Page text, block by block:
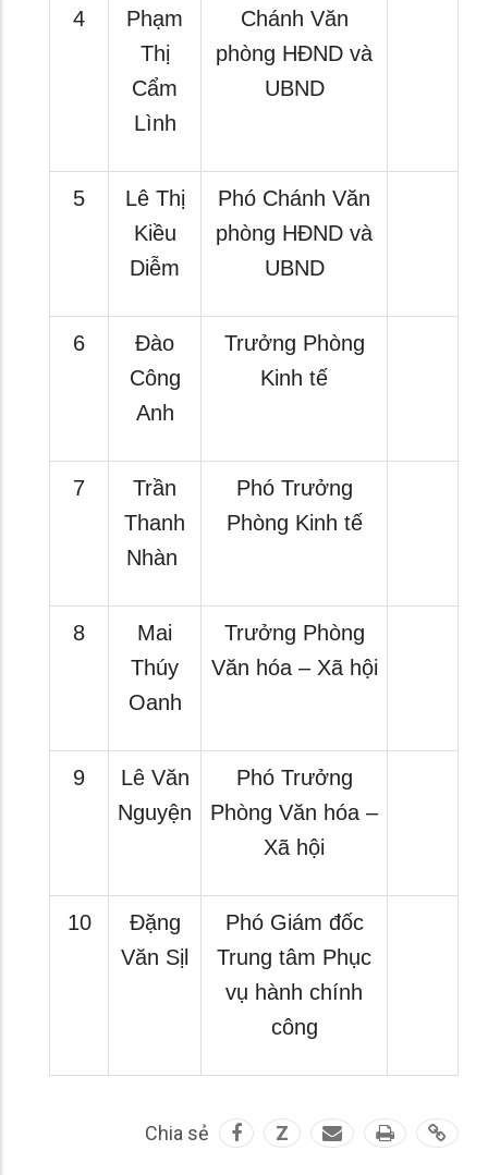
4
Phạm
Thị
Cẩm
Lình
Chánh Văn
phòng HĐND và
UBND
5
Lê Thị
Kiều
Diễm
Phó Chánh Văn
phòng HĐND và
UBND
6
Đào
Công
Anh
Trưởng Phòng
Kinh tế
7
Trần
Thanh
Nhàn
Phó Trưởng
Phòng Kinh tế
8
Mai
Thúy
Oanh
Trưởng Phòng
Văn hóa – Xã hội
9
Lê Văn
Nguyện
Phó Trưởng
Phòng Văn hóa –
Xã hội
10
Đặng
Văn Sịl
Phó Giám đốc
Trung tâm Phục
vụ hành chính
công
Chia sẻ Z